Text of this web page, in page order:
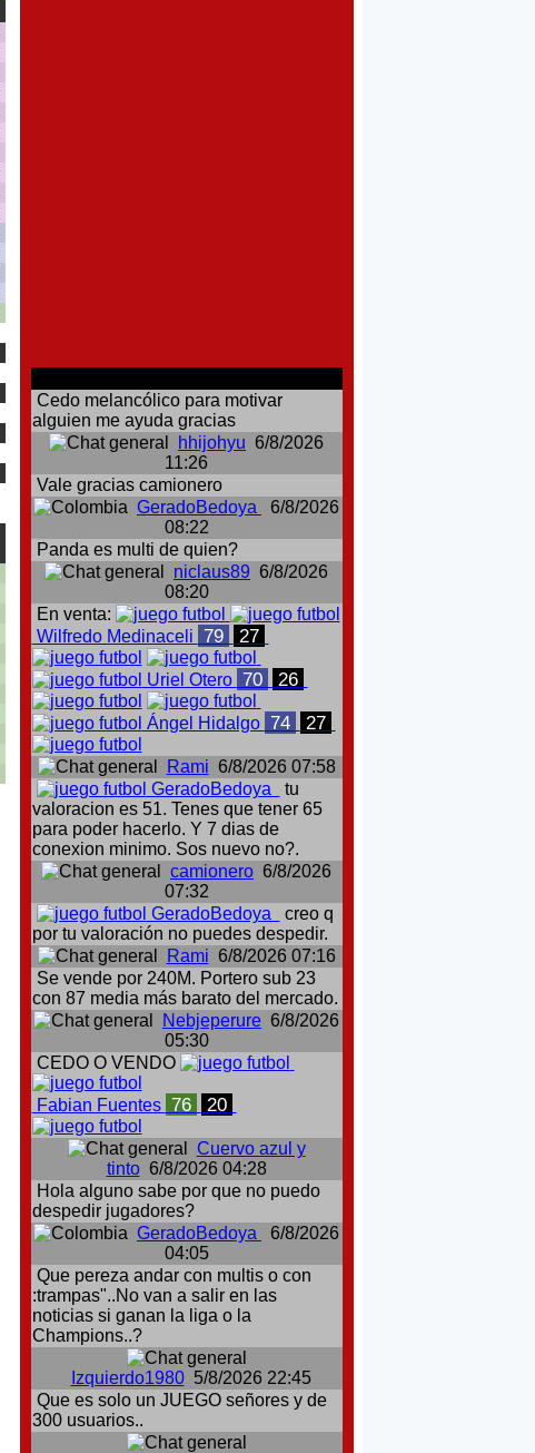
Cedo melancólico para motivar
alguien me ayuda gracias
hhijohyu 6/8/2026
11:26
Vale gracias camionero
GeradoBedoya
6/8/2026
08:22
Panda es multi de quien?
niclaus89 6/8/2026
08:20
En venta:
Wilfredo Medinaceli
79 27
Uriel Otero 70 26
Ángel Hidalgo 74 27
Rami 6/8/2026 07:58
GeradoBedoya
tu
valoracion es 51. Tenes que tener 65
para poder hacerlo. Y 7 dias de
conexion minimo. Sos nuevo no?.
camionero 6/8/2026
07:32
GeradoBedoya
creo q
por tu valoración no puedes despedir.
Rami 6/8/2026 07:16
Se vende por 240M. Portero sub 23
con 87 media más barato del mercado.
Nebjeperure 6/8/2026
05:30
CEDO O VENDO
Fabian Fuentes 76 20
Cuervo azul y
tinto6/8/2026 04:28
Hola alguno sabe por que no puedo
despedir jugadores?
GeradoBedoya
6/8/2026
04:05
Que pereza andar con multis o con
:trampas"..No van a salir en las
noticias si ganan la liga o la
Champions..?
Izquierdo19805/8/2026 22:45
Que es solo un JUEGO señores y de
300 usuarios..